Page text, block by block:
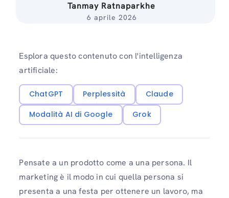
Tanmay Ratnaparkhe
6 aprile 2026
Esplora questo contenuto con l'intelligenza
artificiale:
ChatGPT Perplessità
Claude
Modalità AI di Google
Grok
Pensate a un prodotto come a una persona. Il
marketing è il modo in cui quella persona si
presenta a una festa per ottenere un lavoro, ma